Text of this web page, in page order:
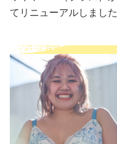
妊娠/出産/家族
ココロ/カラダ
グルメ
てリニューアルしまし